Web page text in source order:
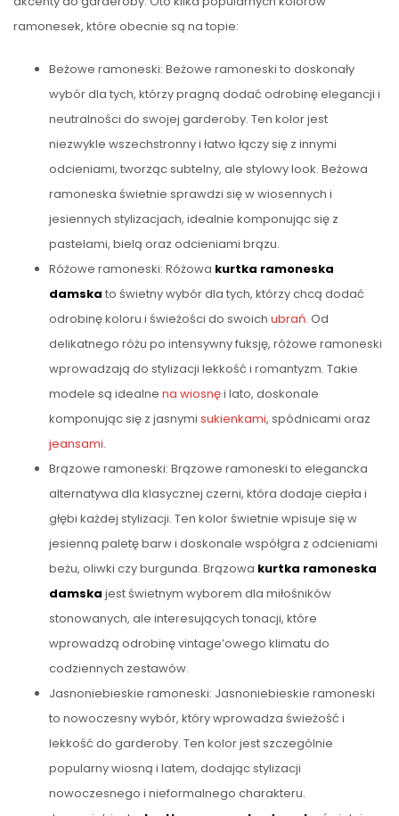
ramonesek, które obecnie są na topie:
Beżowe ramoneski: Beżowe ramoneski to doskonały
wybór dla tych, którzy pragną dodać odrobinę elegancji i
neutralności do swojej garderoby. Ten kolor jest
niezwykle wszechstronny i łatwo łączy się z innymi
odcieniami, tworząc subtelny, ale stylowy look. Beżowa
ramoneska świetnie sprawdzi się w wiosennych i
jesiennych stylizacjach, idealnie komponując się z
pastelami, bielą oraz odcieniami brązu.
Różowe ramoneski: Różowa kurtka ramoneska
damska to świetny wybór dla tych, którzy chcą dodać
odrobinę koloru i świeżości do swoich ubrań. Od
delikatnego różu po intensywny fuksję, różowe ramoneski
wprowadzają do stylizacji lekkość i romantyzm. Takie
modele są idealne na wiosnęi lato, doskonale
komponując się z jasnymi sukienkami, spódnicami oraz
jeansami.
Brązowe ramoneski: Brązowe ramoneski to elegancka
alternatywa dla klasycznej czerni, która dodaje ciepła i
głębi każdej stylizacji. Ten kolor świetnie wpisuje się w
jesienną paletę barw i doskonale współgra z odcieniami
beżu, oliwki czy burgunda. Brązowa kurtka ramoneska
damska jest świetnym wyborem dla miłośników
stonowanych, ale interesujących tonacji, które
wprowadzą odrobinę vintage’owego klimatu do
codziennych zestawów.
Jasnoniebieskie ramoneski: Jasnoniebieskie ramoneski
to nowoczesny wybór, który wprowadza świeżość i
lekkość do garderoby. Ten kolor jest szczególnie
popularny wiosną i latem, dodając stylizacji
nowoczesnego i nieformalnego charakteru.